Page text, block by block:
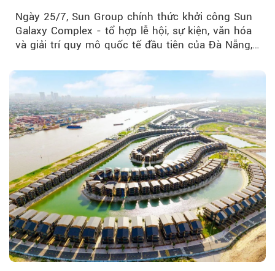
Ngày 25/7, Sun Group chính thức khởi công Sun
Galaxy Complex - tổ hợp lễ hội, sự kiện, văn hóa
và giải trí quy mô quốc tế đầu tiên của Đà Nẵng,…